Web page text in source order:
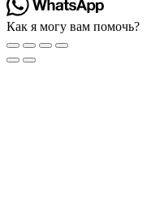
Как я могу вам помочь?